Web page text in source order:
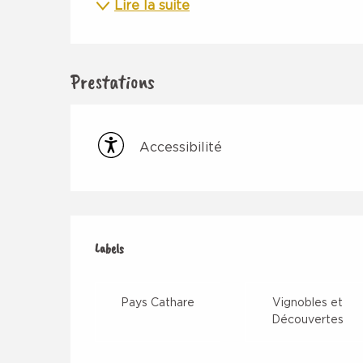
Lire la suite
Prestations
Accessibilité
Offres de
Labels
Labels
Pays Cathare
Vignobles et
Découvertes